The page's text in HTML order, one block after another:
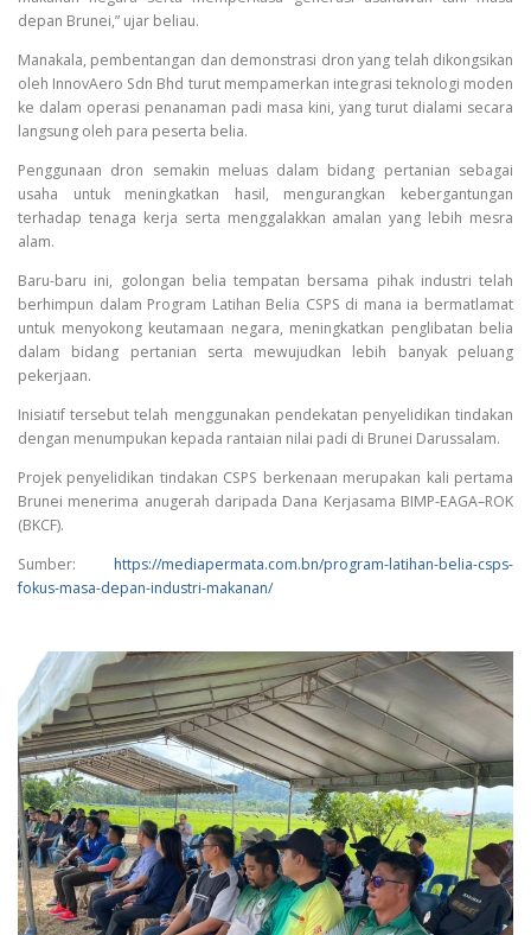
depan Brunei,” ujar beliau.
Manakala, pembentangan dan demonstrasi dron yang telah dikongsikan
oleh InnovAero Sdn Bhd turut mempamerkan integrasi teknologi moden
ke dalam operasi penanaman padi masa kini, yang turut dialami secara
langsung oleh para peserta belia.
Penggunaan dron semakin meluas dalam bidang pertanian sebagai
usaha untuk meningkatkan hasil, mengurangkan kebergantungan
terhadap tenaga kerja serta menggalakkan amalan yang lebih mesra
alam.
Baru-baru ini, golongan belia tempatan bersama pihak industri telah
berhimpun dalam Program Latihan Belia CSPS di mana ia bermatlamat
untuk menyokong keutamaan negara, meningkatkan penglibatan belia
dalam bidang pertanian serta mewujudkan lebih banyak peluang
pekerjaan.
Inisiatif tersebut telah menggunakan pendekatan penyelidikan tindakan
dengan menumpukan kepada rantaian nilai padi di Brunei Darussalam.
Projek penyelidikan tindakan CSPS berkenaan merupakan kali pertama
Brunei menerima anugerah daripada Dana Kerjasama BIMP-EAGA–ROK
(BKCF).
Sumber: https://mediapermata.com.bn/program-latihan-belia-csps-
fokus-masa-depan-industri-makanan/